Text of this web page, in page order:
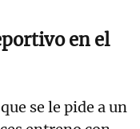
en el
se le pide a un